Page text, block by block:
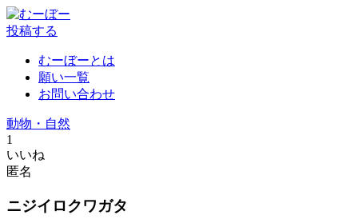
投稿する
むーぼーとは
願い一覧
お問い合わせ
動物・自然
1
いいね
匿名
ニジイロクワガタ